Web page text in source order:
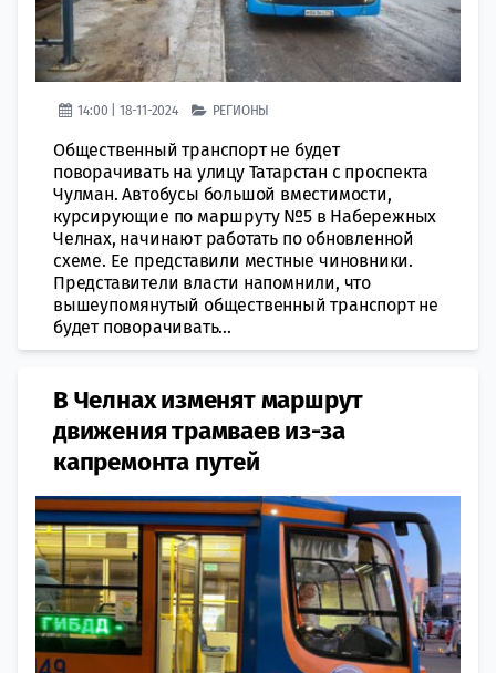
14:00 | 18-11-2024 РЕГИОНЫ
Общественный транспорт не будет
поворачивать на улицу Татарстан с проспекта
Чулман. Автобусы большой вместимости,
курсирующие по маршруту №5 в Набережных
Челнах, начинают работать по обновленной
схеме. Ее представили местные чиновники.
Представители власти напомнили, что
вышеупомянутый общественный транспорт не
будет поворачивать...
В Челнах изменят маршрут
движения трамваев из-за
капремонта путей